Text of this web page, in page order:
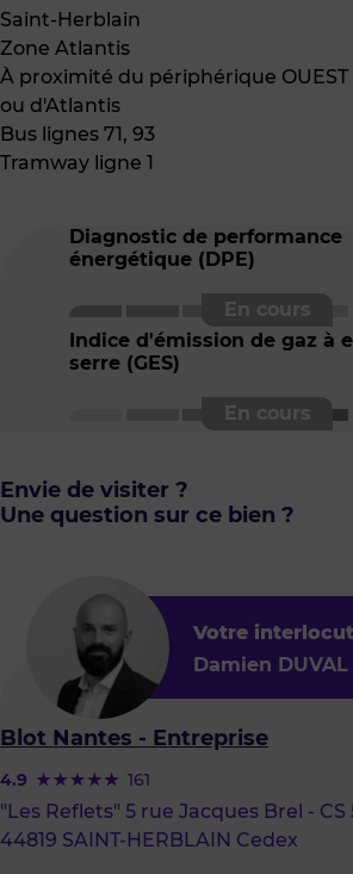
Saint-Herblain
Zone Atlantis
À proximité du périphérique
ou d'Atlantis
Bus lignes 71, 93
Tramway ligne 1
Diagnostic de performance
énergétique (DPE)
Indice d'émission de gaz à
serre (GES)
Envie de visiter ?
Une question sur ce bien ?
Votre
Damien DUVAL
Blot Nantes - Entreprise
4.9 161
"Les Reflets" 5 rue Jacques Brel - CS
44819 SAINT-HERBLAIN Cedex